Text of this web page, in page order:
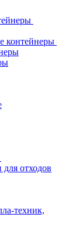
контейнеры
отходов
техник,